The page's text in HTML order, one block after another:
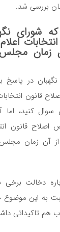
بررسی شد.
که شورای
زمان
در پاسخ
قانون
سوال کنید،
قانون
و از آن زمان
دخالت برخی
به این
هم تاکیداتی